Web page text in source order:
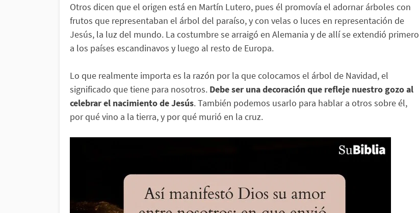
Otros dicen que el origen está en Martín Lutero, pues él promovía el adornar árboles con
frutos que representaban el árbol del paraíso, y con velas o luces en representación de
Jesús, la luz del mundo. La costumbre se arraigó en Alemania y de allí se extendió primero
a los países escandinavos y luego al resto de Europa.
Lo que realmente importa es la razón por la que colocamos el árbol de Navidad, el
significado que tiene para nosotros. Debe ser una decoración que refleje nuestro gozo al
celebrar el nacimiento de Jesús. También podemos usarlo para hablar a otros sobre él,
por qué vino a la tierra, y por qué murió en la cruz.